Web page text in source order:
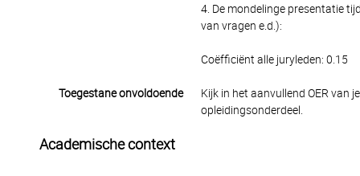
4. De mondelinge presentatie
van vragen e.d.):
Coëfficiënt alle juryleden: 0.15
Toegestane onvoldoende
Kijk in het aanvullend OER van
opleidingsonderdeel.
Academische context